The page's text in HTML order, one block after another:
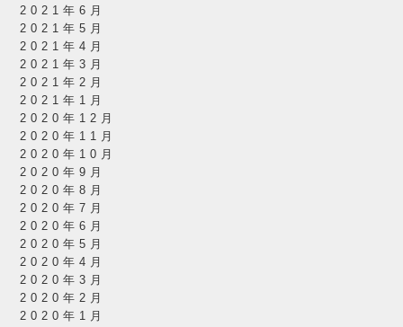
2021年6月
2021年5月
2021年4月
2021年3月
2021年2月
2021年1月
2020年12月
2020年11月
2020年10月
2020年9月
2020年8月
2020年7月
2020年6月
2020年5月
2020年4月
2020年3月
2020年2月
2020年1月